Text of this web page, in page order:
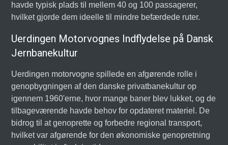
havde typisk plads til mellem 40 og 100 passagerer,
hvilket gjorde dem ideelle til mindre befærdede ruter.
Uerdingen Motorvognes Indflydelse på Dansk
Jernbanekultur
Uerdingen motorvogne spillede en afgørende rolle i
genopbygningen af den danske privatbanekultur op
igennem 1960'erne, hvor mange baner blev lukket, og de
tilbageværende havde behov for opdateret materiel. De
bidrog til at genoprette og forbedre regional transport,
hvilket var afgørende for den økonomiske genopretning